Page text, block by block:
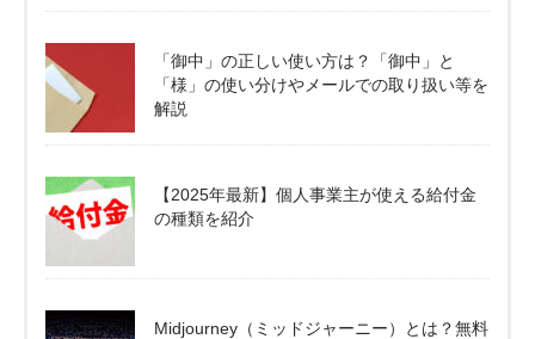
「御中」の正しい使い方は？「御中」と
「様」の使い分けやメールでの取り扱い等を
解説
【2025年最新】個人事業主が使える給付金
の種類を紹介
Midjourney（ミッドジャーニー）とは？無料